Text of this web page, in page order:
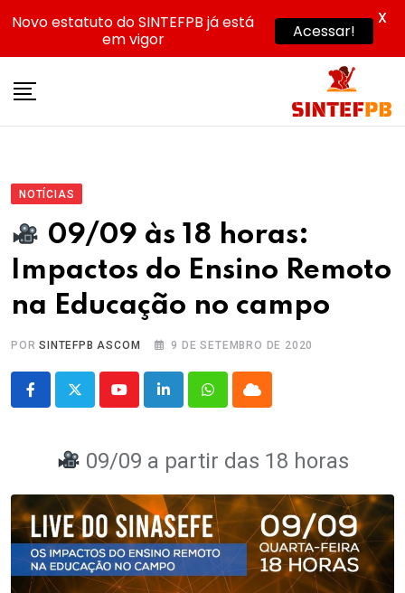
NOTÍCIAS
09/09 às 18 horas:
Impactos do Ensino Remoto
na Educação no campo
PORSINTEFPB ASCOM 9 DE SETEMBRO DE 2020
YoutubeLinkedInWhatsappCloud
09/09 a partir das 18 horas
Novo estatuto do SINTEFPB já está
em vigor
Acessar!
X